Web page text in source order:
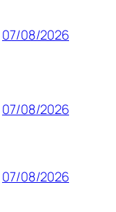
07/08/2026
07/08/2026
07/08/2026